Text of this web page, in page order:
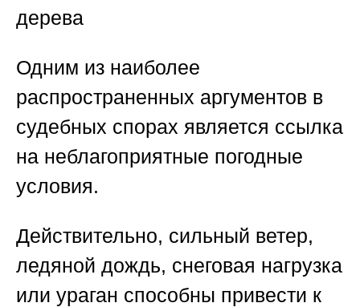
дерева
Одним из наиболее
распространенных аргументов в
судебных спорах является ссылка
на неблагоприятные погодные
условия.
Действительно, сильный ветер,
ледяной дождь, снеговая нагрузка
или ураган способны привести к